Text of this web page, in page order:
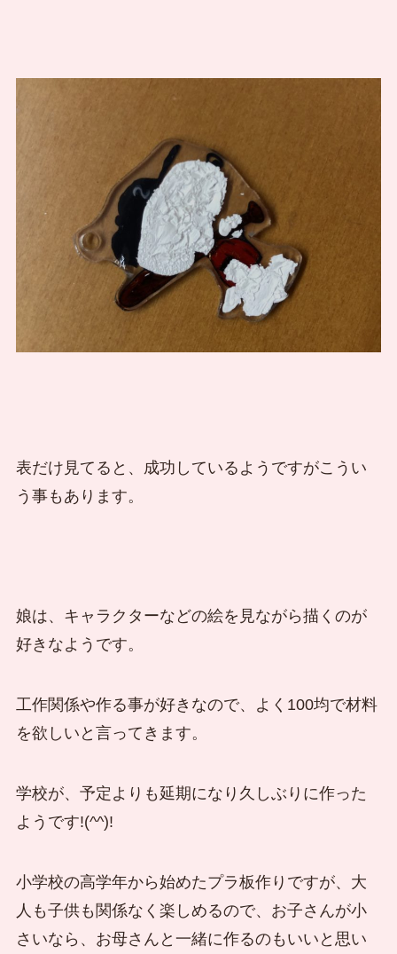
表だけ見てると、成功しているようですがこうい
う事もあります。
娘は、キャラクターなどの絵を見ながら描くのが
好きなようです。
工作関係や作る事が好きなので、よく100均で材料
を欲しいと言ってきます。
学校が、予定よりも延期になり久しぶりに作った
ようです!(^^)!
小学校の高学年から始めたプラ板作りですが、大
人も子供も関係なく楽しめるので、お子さんが小
さいなら、お母さんと一緒に作るのもいいと思い